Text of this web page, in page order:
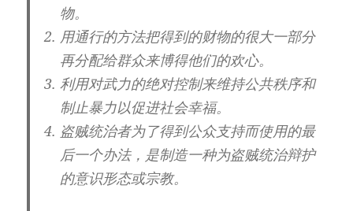
物。
用通行的方法把得到的财物的很大一部分
再分配给群众来博得他们的欢心。
利用对武力的绝对控制来维持公共秩序和
制止暴力以促进社会幸福。
盗贼统治者为了得到公众支持而使用的最
后一个办法，是制造一种为盗贼统治辩护
的意识形态或宗教。